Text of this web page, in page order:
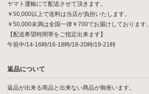
ヤマト運輸にて配送させて頂きます。
￥50,000以上で送料は当店が負担いたします。
￥50,000未満は全国一律￥700でお届けしております。
【配送希望時間帯をご指定出来ます】
午前中/14-16時/16-18時/18-20時/19-21時
返品について
返品が出来る商品と出来ない商品が御座います。